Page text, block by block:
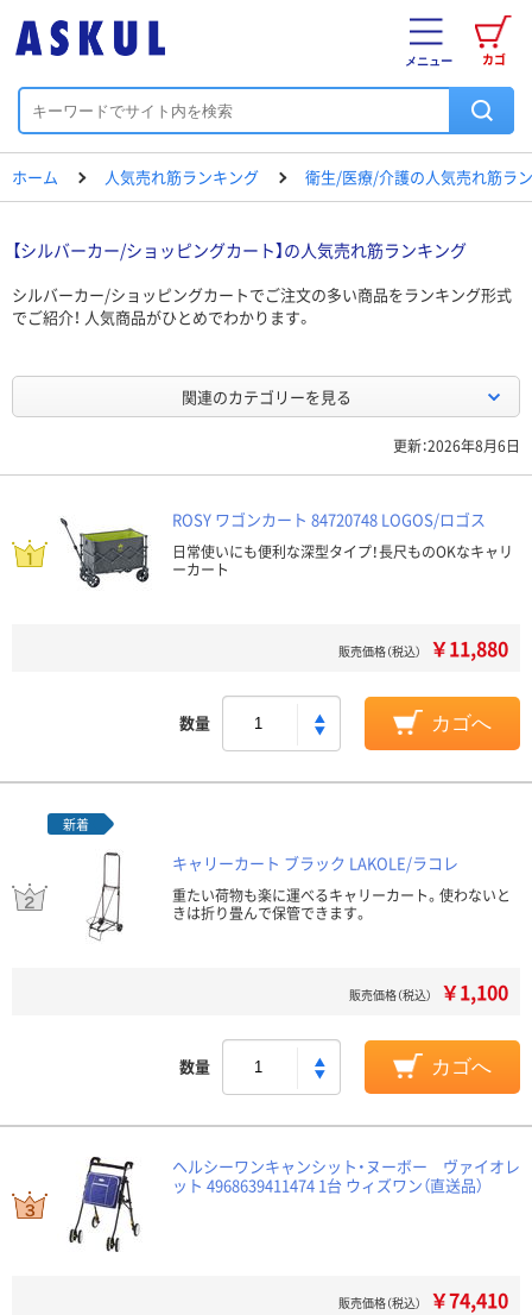
カゴ
メニュー
ホーム 人気売れ筋ランキング 衛生/医療/介護の人気売れ筋ラ
【シルバーカー/ショッピングカート】の人気売れ筋ランキング
シルバーカー/ショッピングカートでご注文の多い商品をランキング形式
でご紹介！ 人気商品がひとめでわかります。
関連のカテゴリーを見る
更新：2026年8月6日
ROSY ワゴンカート 84720748 LOGOS/ロゴス
日常使いにも便利な深型タイプ！長尺ものOKなキャリ
ーカート
販売価格（税込） ￥11,880
数量 カゴへ
新着
キャリーカート ブラック LAKOLE/ラコレ
重たい荷物も楽に運べるキャリーカート。使わないと
きは折り畳んで保管できます。
販売価格（税込） ￥1,100
数量 カゴへ
ヘルシーワンキャンシット・ヌーボー ヴァイオレ
ット 4968639411474 1台 ウィズワン（直送品）
販売価格（税込） ￥74,410